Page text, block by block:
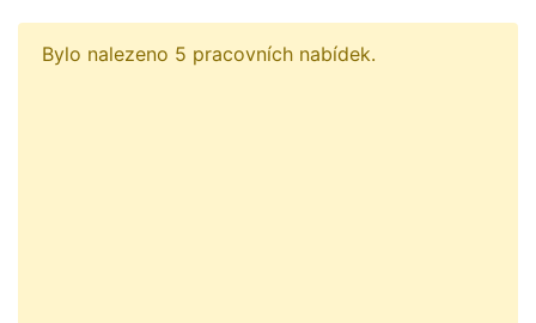
Bylo nalezeno 5 pracovních nabídek.